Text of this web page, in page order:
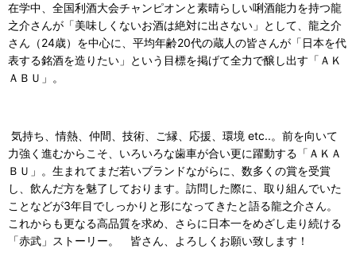
在学中、全国利酒大会チャンピオンと素晴らしい唎酒能力を持つ龍
之介さんが「美味しくないお酒は絶対に出さない」として、龍之介
さん（24歳）を中心に、平均年齢20代の蔵人の皆さんが「日本を代
表する銘酒を造りたい」という目標を掲げて全力で醸し出す「ＡＫ
ＡＢＵ」。
気持ち、情熱、仲間、技術、ご縁、応援、環境 etc..。前を向いて
力強く進むからこそ、いろいろな歯車が合い更に躍動する「ＡＫＡ
ＢＵ」。生まれてまだ若いブランドながらに、数多くの賞を受賞
し、飲んだ方を魅了しております。訪問した際に、取り組んでいた
ことなどが3年目でしっかりと形になってきたと語る龍之介さん。
これからも更なる高品質を求め、さらに日本一をめざし走り続ける
「赤武」ストーリー。 皆さん、よろしくお願い致します！